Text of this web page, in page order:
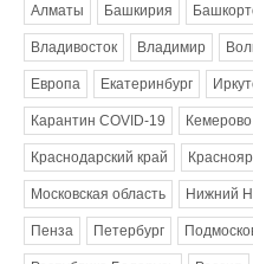
Алматы Башкирия
Владивосток Владимир
Европа Екатеринбург
Карантин COVID-19 Кемерово
Краснодарский край
Московская область Нижний
Пенза Петербург